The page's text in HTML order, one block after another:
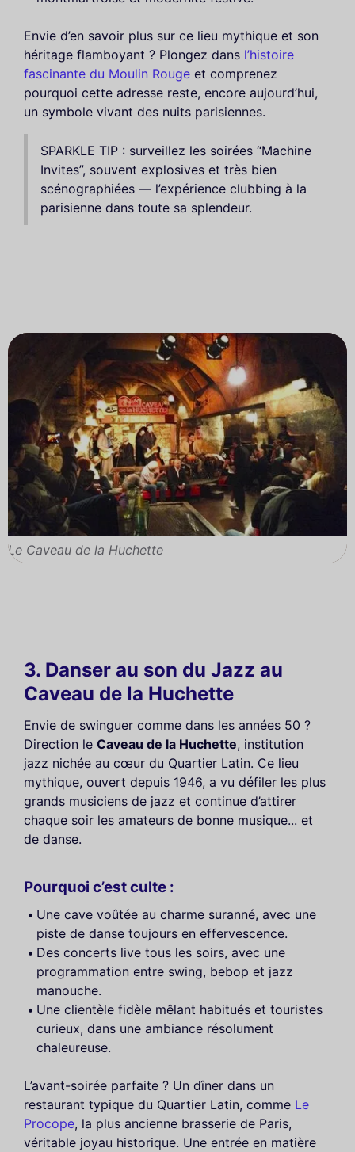
Envie d’en savoir plus sur ce lieu mythique et son
héritage flamboyant ? Plongez dans l’histoire
fascinante du Moulin Rouge et comprenez
pourquoi cette adresse reste, encore aujourd’hui,
un symbole vivant des nuits parisiennes.
SPARKLE TIP : surveillez les soirées “Machine
Invites”, souvent explosives et très bien
scénographiées — l’expérience clubbing à la
parisienne dans toute sa splendeur.
Le Caveau de la Huchette
3. Danser au son du Jazz au
Caveau de la Huchette
Envie de swinguer comme dans les années 50 ?
Direction le Caveau de la Huchette, institution
jazz nichée au cœur du Quartier Latin. Ce lieu
mythique, ouvert depuis 1946, a vu défiler les plus
grands musiciens de jazz et continue d’attirer
chaque soir les amateurs de bonne musique... et
de danse.
Pourquoi c’est culte :
Une cave voûtée au charme suranné, avec une
piste de danse toujours en effervescence.
Des concerts live tous les soirs, avec une
programmation entre swing, bebop et jazz
manouche.
Une clientèle fidèle mêlant habitués et touristes
curieux, dans une ambiance résolument
chaleureuse.
L’avant-soirée parfaite ? Un dîner dans un
restaurant typique du Quartier Latin, comme Le
Procope, la plus ancienne brasserie de Paris,
véritable joyau historique. Une entrée en matière